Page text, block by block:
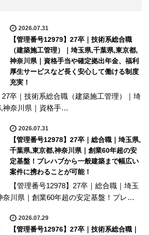
2026.07.31
【管理番号12979】27卒｜技術系総合職
（建築施工管理）｜埼玉県,千葉県,東京都,
神奈川県｜資格手当や確定拠出年金、福利
厚生サービスなど長く安心して働ける制度
充実！
27卒｜技術系総合職（建築施工管理）｜埼
神奈川県｜資格手…
2026.07.31
【管理番号12978】27卒｜総合職｜埼玉県,
千葉県,東京都,神奈川県｜創業60年超の安
定基盤！プレハブから一般建築まで幅広い
案件に携わることが可能！
【管理番号12978】27卒｜総合職｜埼玉
奈川県｜創業60年超の安定基盤！プレ…
2026.07.29
【管理番号12976】27卒｜技術系総合職｜